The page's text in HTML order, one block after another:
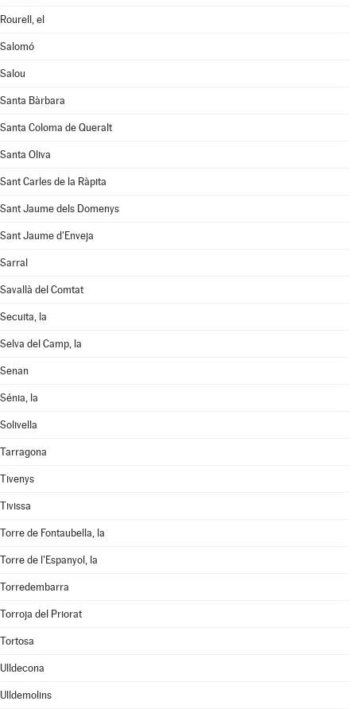
Rourell, el
Salomó
Salou
Santa Bàrbara
Santa Coloma de Queralt
Santa Oliva
Sant Carles de la Ràpita
Sant Jaume dels Domenys
Sant Jaume d'Enveja
Sarral
Savallà del Comtat
Secuita, la
Selva del Camp, la
Senan
Sénia, la
Solivella
Tarragona
Tivenys
Tivissa
Torre de Fontaubella, la
Torre de l'Espanyol, la
Torredembarra
Torroja del Priorat
Tortosa
Ulldecona
Ulldemolins